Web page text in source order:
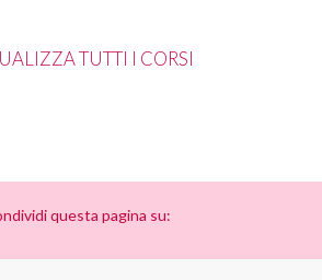
TUTTI I CORSI
questa pagina su: